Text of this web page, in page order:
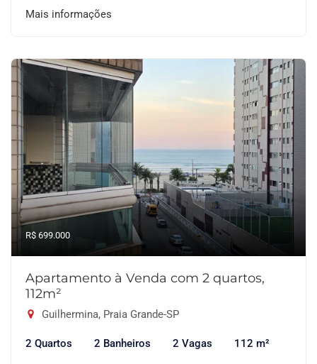
Mais informações
R$ 699.000
Apartamento à Venda com 2 quartos,
112m²
Guilhermina, Praia Grande-SP
2 Quartos 2 Banheiros 2 Vagas 112 m²